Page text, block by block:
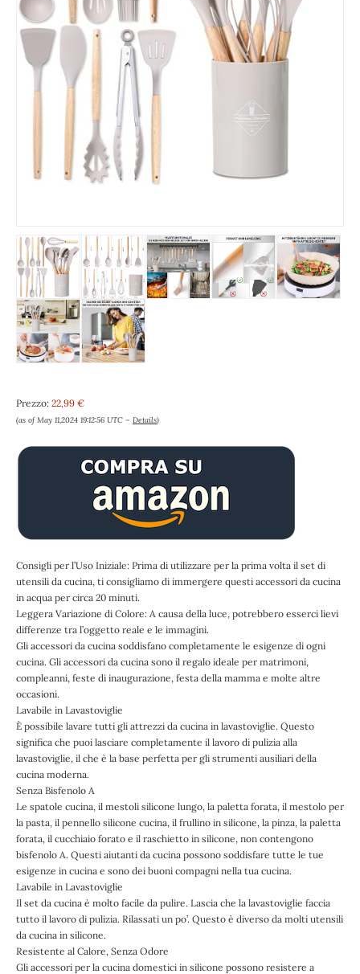
Prezzo: 22,99 €
(as of May 11,2024 19:12:56 UTC – Details)
Consigli per l’Uso Iniziale: Prima di utilizzare per la prima volta il set di
utensili da cucina, ti consigliamo di immergere questi accessori da cucina
in acqua per circa 20 minuti.
Leggera Variazione di Colore: A causa della luce, potrebbero esserci lievi
differenze tra l’oggetto reale e le immagini.
Gli accessori da cucina soddisfano completamente le esigenze di ogni
cucina. Gli accessori da cucina sono il regalo ideale per matrimoni,
compleanni, feste di inaugurazione, festa della mamma e molte altre
occasioni.
Lavabile in Lavastoviglie
È possibile lavare tutti gli attrezzi da cucina in lavastoviglie. Questo
significa che puoi lasciare completamente il lavoro di pulizia alla
lavastoviglie, il che è la base perfetta per gli strumenti ausiliari della
cucina moderna.
Senza Bisfenolo A
Le spatole cucina, il mestoli silicone lungo, la paletta forata, il mestolo per
la pasta, il pennello silicone cucina, il frullino in silicone, la pinza, la paletta
forata, il cucchiaio forato e il raschietto in silicone, non contengono
bisfenolo A. Questi aiutanti da cucina possono soddisfare tutte le tue
esigenze in cucina e sono dei buoni compagni nella tua cucina.
Lavabile in Lavastoviglie
Il set da cucina è molto facile da pulire. Lascia che la lavastoviglie faccia
tutto il lavoro di pulizia. Rilassati un po’. Questo è diverso da molti utensili
da cucina in silicone.
Resistente al Calore, Senza Odore
Gli accessori per la cucina domestici in silicone possono resistere a